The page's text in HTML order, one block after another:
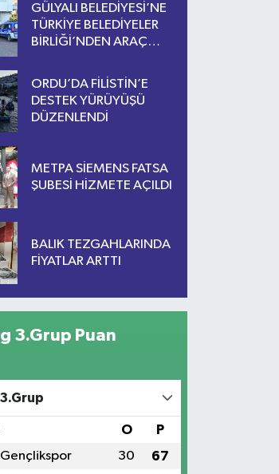
GÜLYALI BELEDİYESİ’NE
TÜRKİYE BELEDİYELER
BİRLİĞİ’NDEN ARAÇ
ORDU’DA FİLİSTİN’E
DESTEK YÜRÜYÜŞÜ
DÜZENLENDİ
METPA SİEMENS FATSA
ŞUBESİ HİZMETE AÇILDI
BALIK TEZGAHLARINDA
FİYATLAR ARTTI
3.Grup Puan
O P
30 67